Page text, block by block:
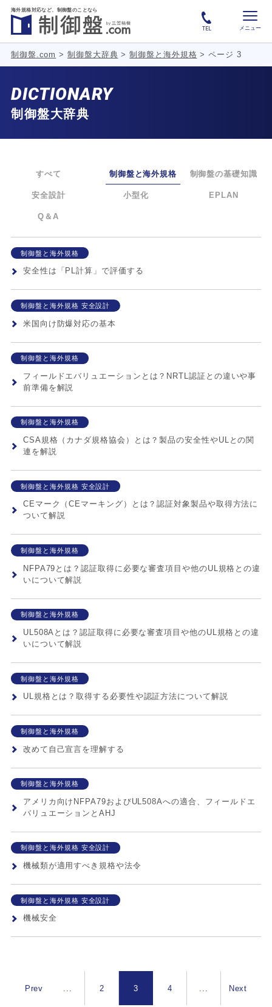
海外規格対応など、 制御盤のことなら
TEL メニュー
制御盤.com >制御盤大辞典 >制御盤と海外規格 >ページ 3
DICTIONARY
制御盤大辞典
すべて 制御盤と海外規格 制御盤の基礎知識
安全設計 小型化 EPLAN
Q＆A
制御盤と海外規格
安全性は「PL計算」で評価する
制御盤と海外規格 安全設計
米国向け防爆対応の基本
制御盤と海外規格
フィールドエバリュエーションとは？NRTL認証との違いや事
前準備を解説
制御盤と海外規格
CSA規格（カナダ規格協会）とは？製品の安全性やULとの関
連を解説
制御盤と海外規格 安全設計
CEマーク（CEマーキング）とは？認証対象製品や取得方法に
ついて解説
制御盤と海外規格
NFPA79とは？認証取得に必要な審査項目や他のUL規格との違
いについて解説
制御盤と海外規格
UL508Aとは？認証取得に必要な審査項目や他のUL規格との違
いについて解説
制御盤と海外規格
UL規格とは？取得する必要性や認証方法について解説
制御盤と海外規格
改めて自己宣言を理解する
制御盤と海外規格
アメリカ向けNFPA79およびUL508Aへの適合、フィールドエ
バリュエーションとAHJ
制御盤と海外規格 安全設計
機械類が適用すべき規格や法令
制御盤と海外規格 安全設計
機械安全
Prev 2 3 4 Next